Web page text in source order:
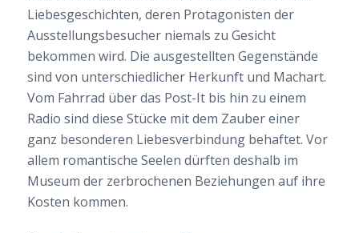
Liebesgeschichten, deren Protagonisten der
Ausstellungsbesucher niemals zu Gesicht
bekommen wird. Die ausgestellten Gegenstände
sind von unterschiedlicher Herkunft und Machart.
Vom Fahrrad über das Post-It bis hin zu einem
Radio sind diese Stücke mit dem Zauber einer
ganz besonderen Liebesverbindung behaftet. Vor
allem romantische Seelen dürften deshalb im
Museum der zerbrochenen Beziehungen auf ihre
Kosten kommen.